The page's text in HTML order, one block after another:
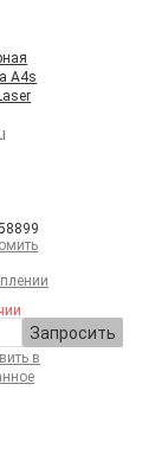
A4s
Запросить
в